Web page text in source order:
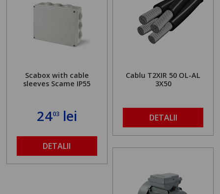
Scabox with cable
sleeves Scame IP55
2403lei
DETALII
Cablu T2XIR 50 OL-AL
3X50
DETALII